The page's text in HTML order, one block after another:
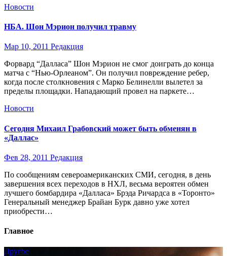
Новости
НБА. Шон Мэрион получил травму
Мар 10, 2011 Редакция
Форвард “Далласа” Шон Мэрион не смог доиграть до конца
матча с “Нью-Орлеаном”. Он получил повреждение ребер,
когда после столкновения с Марко Белинелли вылетел за
пределы площадки. Нападающий провел на паркете…
Новости
Сегодня Михаил Грабовский может быть обменян в
«Даллас»
Фев 28, 2011 Редакция
По сообщениям североамериканских СМИ, сегодня, в день
завершения всех переходов в НХЛ, весьма вероятен обмен
лучшего бомбардира «Далласа» Брэда Ричардса в «Торонто»
Генеральный менеджер Брайан Бурк давно уже хотел
приобрести…
Главное
Другое